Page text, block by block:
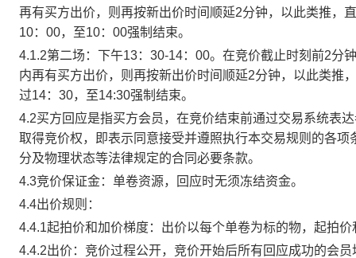
再有买方出价，则再按新出价时间顺延2分钟，以此类推，
10：00，至10：00强制结束。
4.1.2第二场：下午13：30-14：00。在竞价截止时刻前2分
内再有买方出价，则再按新出价时间顺延2分钟，以此类推
过14：30，至14:30强制结束。
4.2买方回应是指买方会员，在竞价结束前通过交易系统表
取得竞价权，即表示同意接受并遵照执行本交易规则的各
分及物理状态等法律规定的合同必要条款。
4.3竞价保证金：单卷资源，回应时无须冻结资金。
4.4出价规则：
4.4.1起拍价和加价梯度：出价以每个单卷为标的物，起拍
4.4.2出价：竞价过程公开，竞价开始后所有回应成功的会